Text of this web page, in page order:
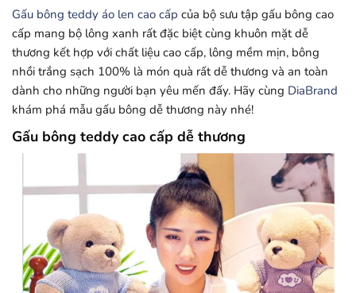
Gấu bông teddy áo len cao cấp của bộ sưu tập gấu bông cao
cấp mang bộ lông xanh rất đặc biệt cùng khuôn mặt dễ
thương kết hợp với chất liệu cao cấp, lông mềm mịn, bông
nhồi trắng sạch 100% là món quà rất dễ thương và an toàn
dành cho những người bạn yêu mến đấy. Hãy cùng DiaBrand
khám phá mẫu gấu bông dễ thương này nhé!
Gấu bông teddy cao cấp dễ thương